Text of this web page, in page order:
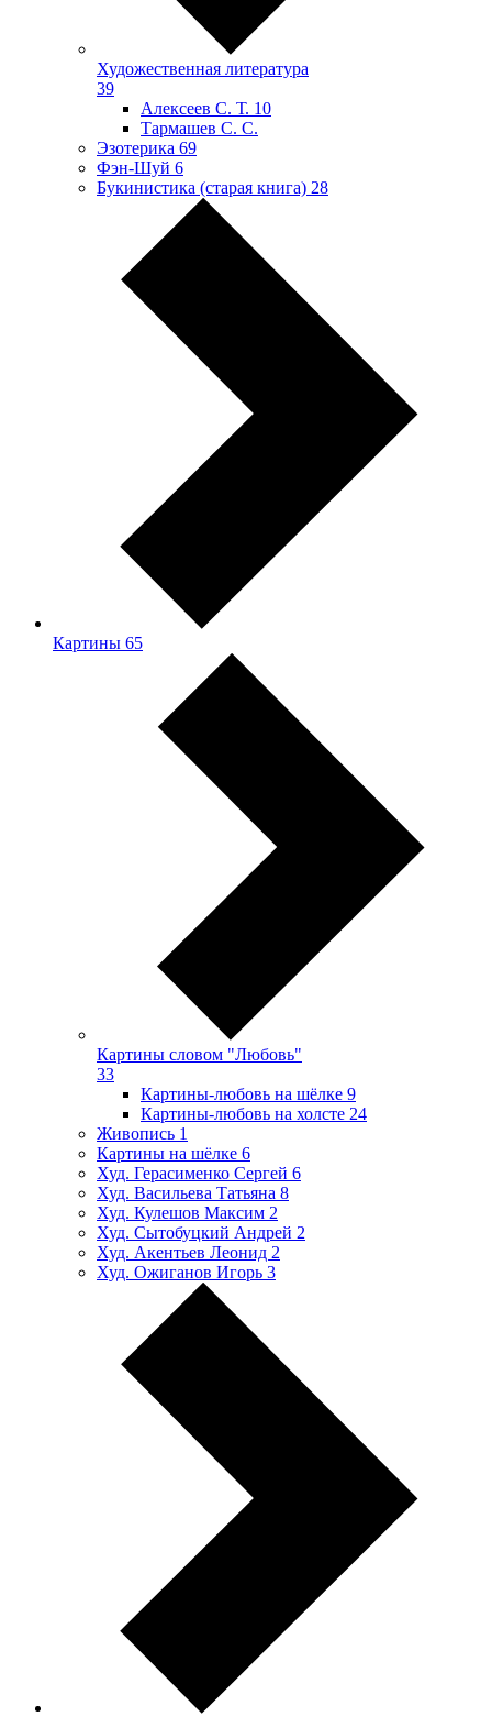
Художественная литература
39
Алексеев С. Т. 10
Тармашев С. С.
Эзотерика 69
Фэн-Шуй 6
Букинистика (старая книга) 28
Картины 65
Картины словом "Любовь"
33
Картины-любовь на шёлке 9
Картины-любовь на холсте 24
Живопись 1
Картины на шёлке 6
Худ. Герасименко Сергей 6
Худ. Васильева Татьяна 8
Худ. Кулешов Максим 2
Худ. Сытобуцкий Андрей 2
Худ. Акентьев Леонид 2
Худ. Ожиганов Игорь 3